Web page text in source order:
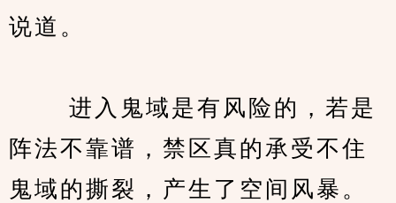
说道。
进入鬼域是有风险的，若是
阵法不靠谱，禁区真的承受不住
鬼域的撕裂，产生了空间风暴。